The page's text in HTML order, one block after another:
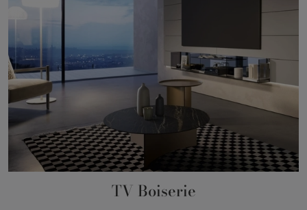
TV Boiserie